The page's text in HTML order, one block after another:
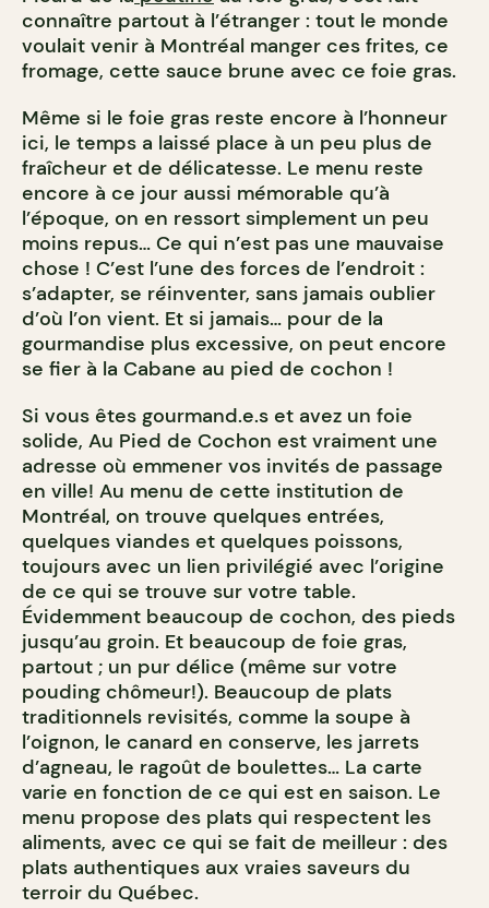
connaître partout à l’étranger : tout le monde
voulait venir à Montréal manger ces frites, ce
fromage, cette sauce brune avec ce foie gras.
Même si le foie gras reste encore à l’honneur
ici, le temps a laissé place à un peu plus de
fraîcheur et de délicatesse. Le menu reste
encore à ce jour aussi mémorable qu’à
l’époque, on en ressort simplement un peu
moins repus… Ce qui n’est pas une mauvaise
chose ! C’est l’une des forces de l’endroit :
s’adapter, se réinventer, sans jamais oublier
d’où l’on vient. Et si jamais… pour de la
gourmandise plus excessive, on peut encore
se fier à la Cabane au pied de cochon !
Si vous êtes gourmand.e.s et avez un foie
solide, Au Pied de Cochon est vraiment une
adresse où emmener vos invités de passage
en ville! Au menu de cette institution de
Montréal, on trouve quelques entrées,
quelques viandes et quelques poissons,
toujours avec un lien privilégié avec l’origine
de ce qui se trouve sur votre table.
Évidemment beaucoup de cochon, des pieds
jusqu’au groin. Et beaucoup de foie gras,
partout ; un pur délice (même sur votre
pouding chômeur!). Beaucoup de plats
traditionnels revisités, comme la soupe à
l’oignon, le canard en conserve, les jarrets
d’agneau, le ragoût de boulettes… La carte
varie en fonction de ce qui est en saison. Le
menu propose des plats qui respectent les
aliments, avec ce qui se fait de meilleur : des
plats authentiques aux vraies saveurs du
terroir du Québec.